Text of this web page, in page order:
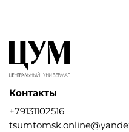
Контакты
+79131102516